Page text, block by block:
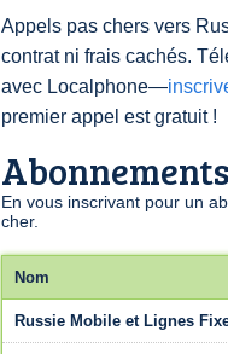
Appels pas chers vers
contrat ni frais cachés.
avec Localphone—
premier appel est gratuit !
En vous inscrivant pour un
cher.
Nom
Russie Mobile et Lignes